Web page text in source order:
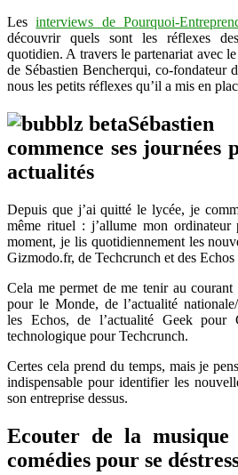
Lesinterviews de Pourquoi-
découvrir quels sont les réflexes
quotidien. A travers le partenariat avec
de Sébastien Bencherqui, co-fondateur
nous les petits réflexes qu’il a mis en
commence ses journées
actualités
Depuis que j’ai quitté le lycée, je
même rituel : j’allume mon
moment, je lis quotidiennement les
Gizmodo.fr, de Techcrunch et des Echos
Cela me permet de me tenir au courant
pour le Monde, de l’actualité
les Echos, de l’actualité Geek pour
technologique pour Techcrunch.
Certes cela prend du temps, mais je
indispensable pour identifier les
son entreprise dessus.
Ecouter de la
comédies pour se